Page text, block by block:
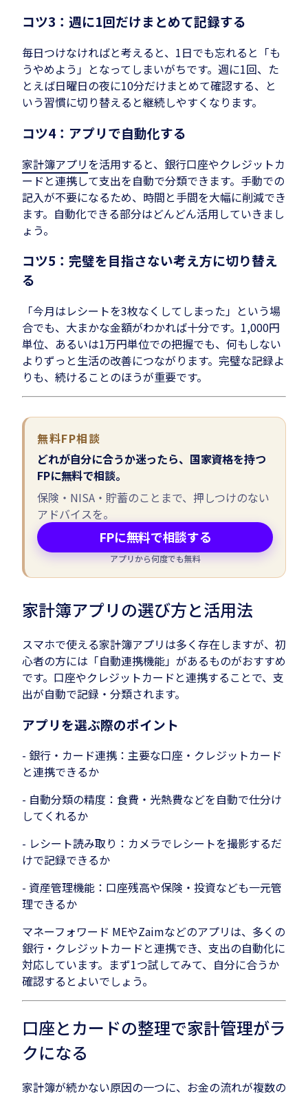
コツ3：週に1回だけまとめて記録する
毎日つけなければと考えると、1日でも忘れると「も
うやめよう」となってしまいがちです。週に1回、た
とえば日曜日の夜に10分だけまとめて確認する、と
いう習慣に切り替えると継続しやすくなります。
コツ4：アプリで自動化する
家計簿アプリを活用すると、銀行口座やクレジットカ
ードと連携して支出を自動で分類できます。手動での
記入が不要になるため、時間と手間を大幅に削減でき
ます。自動化できる部分はどんどん活用していきまし
ょう。
コツ5：完璧を目指さない考え方に切り替え
る
「今月はレシートを3枚なくしてしまった」という場
合でも、大まかな金額がわかれば十分です。1,000円
単位、あるいは1万円単位での把握でも、何もしない
よりずっと生活の改善につながります。完璧な記録よ
りも、続けることのほうが重要です。
無料FP相談
どれが自分に合うか迷ったら、国家資格を持つ
FPに無料で相談。
保険・NISA・貯蓄のことまで、押しつけのない
アドバイスを。
FPに無料で相談する
アプリから何度でも無料
家計簿アプリの選び方と活用法
スマホで使える家計簿アプリは多く存在しますが、初
心者の方には「自動連携機能」があるものがおすすめ
です。口座やクレジットカードと連携することで、支
出が自動で記録・分類されます。
アプリを選ぶ際のポイント
- 銀行・カード連携：主要な口座・クレジットカード
と連携できるか
- 自動分類の精度：食費・光熱費などを自動で仕分け
してくれるか
- レシート読み取り：カメラでレシートを撮影するだ
けで記録できるか
- 資産管理機能：口座残高や保険・投資なども一元管
理できるか
マネーフォワード MEやZaimなどのアプリは、多くの
銀行・クレジットカードと連携でき、支出の自動化に
対応しています。まず1つ試してみて、自分に合うか
確認するとよいでしょう。
口座とカードの整理で家計管理がラ
クになる
家計簿が続かない原因の一つに、お金の流れが複数の